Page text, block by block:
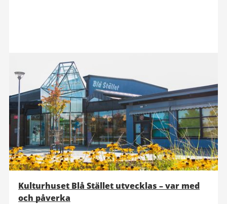
Kulturhuset Blå Stället utvecklas – var med
och påverka